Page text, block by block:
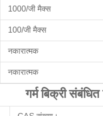
1000/जी मैक्स
100/जी मैक्स
नकारात्मक
नकारात्मक
गर्म बिक्री संबंधित